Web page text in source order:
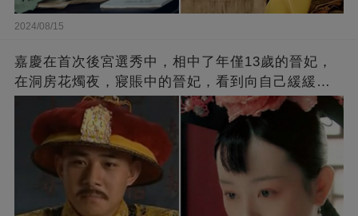
2024/08/15
嘉慶在首次後宮選秀中，相中了年僅13歲的晉妃，
在洞房花燭夜，寢賬中的晉妃，看到向自己緩緩走
來的竟是一個老頭子！不料，第二年卻成了寡婦